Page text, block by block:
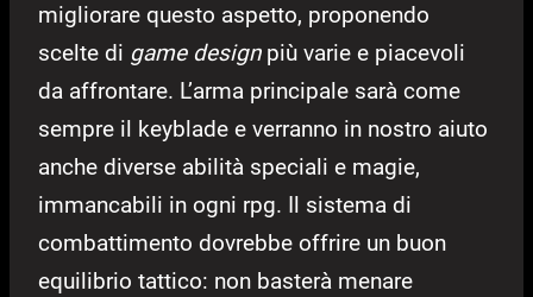
migliorare questo aspetto, proponendo
scelte di game designpiù varie e piacevoli
da affrontare. L’arma principale sarà come
sempre il keyblade e verranno in nostro aiuto
anche diverse abilità speciali e magie,
immancabili in ogni rpg. Il sistema di
combattimento dovrebbe offrire un buon
equilibrio tattico: non basterà menare